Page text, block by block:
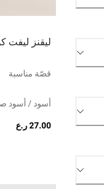
ليقنز ليفت
قصّة مناسبة
أسود / أسود
27.00 ر.ع